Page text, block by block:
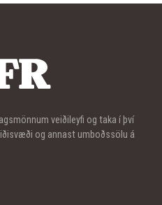
veiðileyfi og taka í því
og annast umboðssölu á